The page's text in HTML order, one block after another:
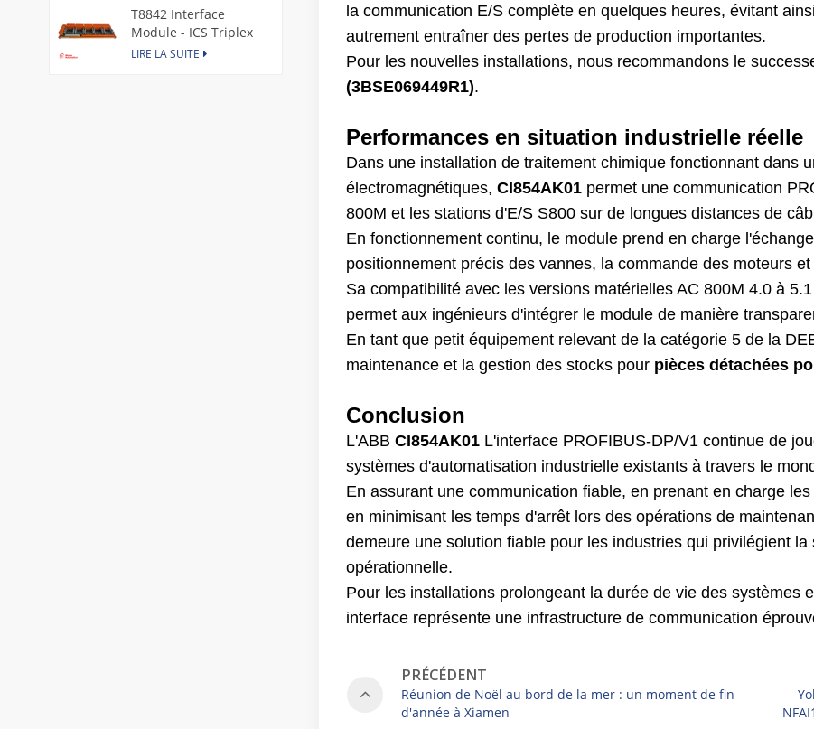
la communication E/S complète en quelques heures, évitant
autrement entraîner des pertes de production importantes.
Pour les nouvelles installations, nous recommandons le
(3BSE069449R1).
Performances en situation industrielle réelle
Dans une installation de traitement chimique fonctionnant dans
électromagnétiques,CI854AK01 permet une communication
800M et les stations d'E/S S800 sur de longues distances de
En fonctionnement continu, le module prend en charge
positionnement précis des vannes, la commande des moteurs
Sa compatibilité avec les versions matérielles AC 800M 4.0 à
permet aux ingénieurs d'intégrer le module de manière
En tant que petit équipement relevant de la catégorie 5 de la
maintenance et la gestion des stocks pour pièces détachées
Conclusion
L'ABBCI854AK01 L'interface PROFIBUS-DP/V1 continue de
systèmes d'automatisation industrielle existants à travers le
En assurant une communication fiable, en prenant en charge
en minimisant les temps d'arrêt lors des opérations de
demeure une solution fiable pour les industries qui privilégient
opérationnelle.
Pour les installations prolongeant la durée de vie des systèmes
interface représente une infrastructure de communication
PRÉCÉDENT
Réunion de Noël au bord de la mer : un moment de fin
d'année à Xiamen
T8842 Interface
Module - ICS Triplex
LIRE LA SUITE